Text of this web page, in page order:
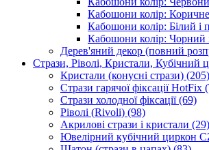
Кабошони колір:
Кабошони колір: Білий і
Кабошони колір: Чорний
Дерев'яний декор (повний
Стрази, Ріволі, Кристали, Кубічний
Кристали (конусні стрази) (205)
Стрази гарячої фіксації HotFix
Стрази холодної фіксації(69)
Ріволі (Rivoli) (98)
Акрилові стрази і кристали (29)
Ювелірний кубічний циркон